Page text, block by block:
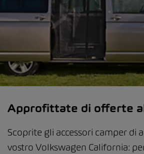
Approfittate di offerte
Scoprite gli accessori camper di
vostro Volkswagen California: